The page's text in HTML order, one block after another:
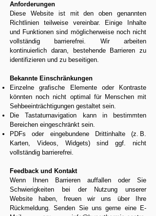
Anforderungen
Diese Website ist mit den oben genannten
Richtlinien teilweise vereinbar. Einige Inhalte
und Funktionen sind möglicherweise noch nicht
vollständig barrierefrei. Wir arbeiten
kontinuierlich daran, bestehende Barrieren zu
identifizieren und zu beseitigen.
Bekannte Einschränkungen
Einzelne grafische Elemente oder Kontraste
könnten noch nicht optimal für Menschen mit
Sehbeeinträchtigungen gestaltet sein.
Die Tastaturnavigation kann in bestimmten
Bereichen eingeschränkt sein.
PDFs oder eingebundene Drittinhalte (z. B.
Karten, Videos, Widgets) sind ggf. nicht
vollständig barrierefrei.
Feedback und Kontakt
Wenn Ihnen Barrieren auffallen oder Sie
Schwierigkeiten bei der Nutzung unserer
Website haben, freuen wir uns über Ihre
Rückmeldung. Senden Sie uns gerne eine E-